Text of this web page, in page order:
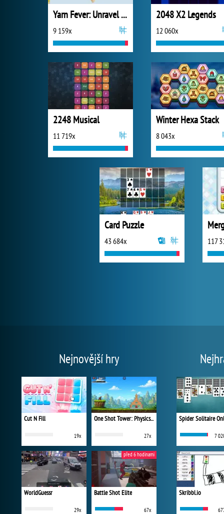
Yarn Fever: Unravel Puzzle
9 159x
2048 X2 Legends
12 060x
2248 Musical
11 719x
Winter Hexa Stack
8 043x
Card Puzzle
43 684x 117
Nejnovější hry
Cut N Fill
19x
One Shot Tower: Physics Destroyer
27x
WorldGuessr
29x
Battle Shot Elite
67x
před 6 hodinami
Spider Solitaire
7
Skribbl.io